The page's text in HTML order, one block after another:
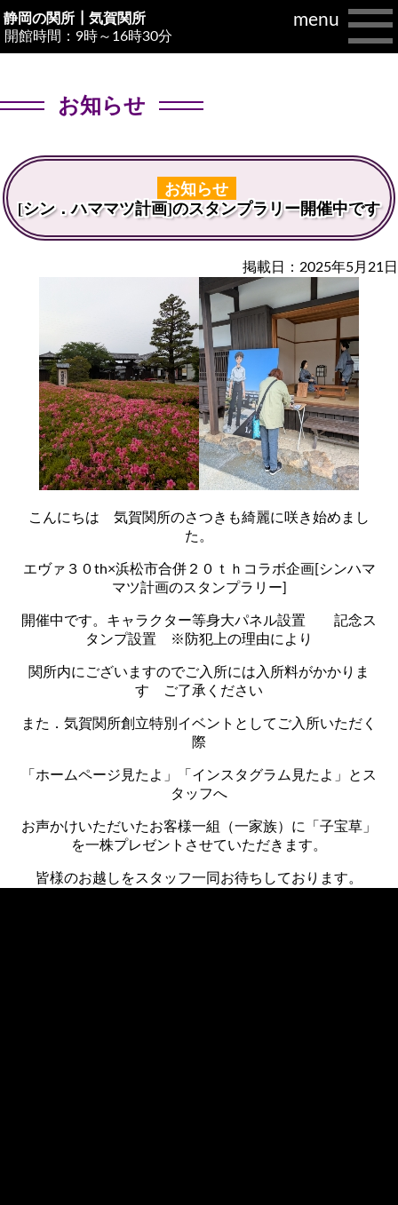
静岡の関所┃気賀関所
開館時間：9時～16時30分
menu
お知らせ
お知らせ
[シン．ハママツ計画]のスタンプラリー開催中です
掲載日：2025年5月21日
こんにちは 気賀関所のさつきも綺麗に咲き始めまし
た。
エヴァ３０th×浜松市合併２０ｔｈコラボ企画[シンハマ
マツ計画のスタンプラリー]
開催中です。キャラクター等身大パネル設置 記念ス
タンプ設置 ※防犯上の理由により
関所内にございますのでご入所には入所料がかかりま
す ご了承ください
また．気賀関所創立特別イベントとしてご入所いただく
際
「ホームページ見たよ」「インスタグラム見たよ」とス
タッフへ
お声かけいただいたお客様一組（一家族）に「子宝草」
を一株プレゼントさせていただきます。
皆様のお越しをスタッフ一同お待ちしております。